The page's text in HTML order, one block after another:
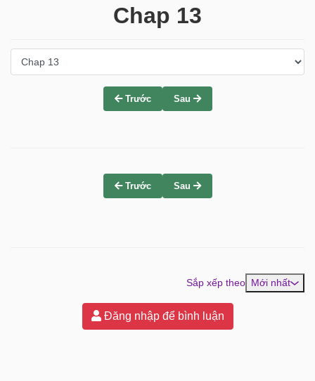
Chap 13
Trước Sau
Trước Sau
Sắp xếp theo Mới nhất
Đăng nhập để bình luận